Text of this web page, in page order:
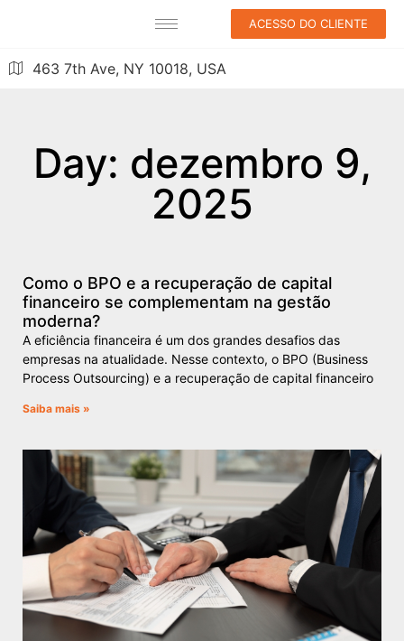
ACESSO DO CLIENTE
463 7th Ave, NY 10018, USA
Day: dezembro 9,
2025
Como o BPO e a recuperação de capital
financeiro se complementam na gestão
moderna?
A eficiência financeira é um dos grandes desafios das
empresas na atualidade. Nesse contexto, o BPO (Business
Process Outsourcing) e a recuperação de capital financeiro
Saiba mais »